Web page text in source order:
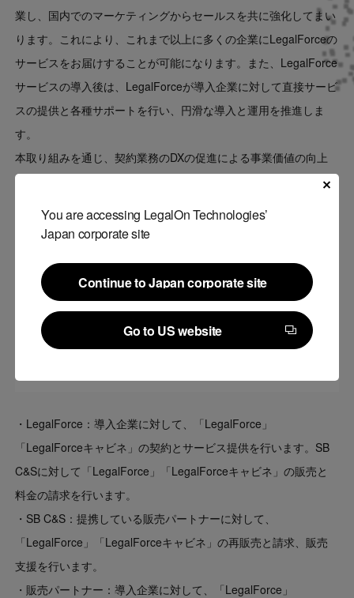
You are accessing LegalOn Technologies’
Japan corporate site
Continue to Japan corporate site
Continue to Japan corporate site
Go to US website
Go to US website
業し、国内でのマーケティングからセールスを共に強化してまい
ります。これにより、これまで以上に多くの企業にLegalForceの
サービスをお届けすることが可能になります。また、LegalForce
サービスの導入後は、LegalForceが導入企業に対して直接サービ
スの提供と各種サポートを行い、円滑な導入と運用を推進しま
す。
本取り組みを通じ、契約業務のDXの促進による事業価値の向上
に取り組む企業を支援してまいります。
・LegalForce：導入企業に対して、「LegalForce」
「LegalForceキャビネ」の契約とサービス提供を行います。SB
C&Sに対して「LegalForce」「LegalForceキャビネ」の販売と
料金の請求を行います。
・SB C&S：提携している販売パートナーに対して、
「LegalForce」「LegalForceキャビネ」の再販売と請求、販売
支援を行います。
・販売パートナー：導入企業に対して、「LegalForce」